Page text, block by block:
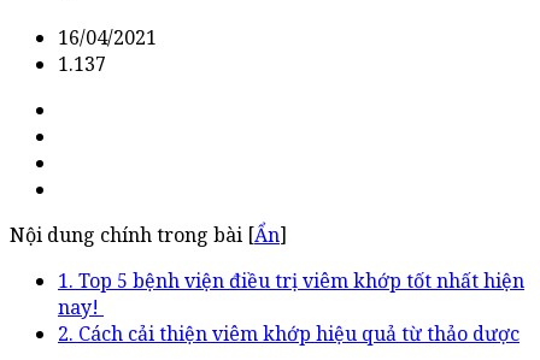
16/04/2021
1.137
Nội dung chính trong bài [Ẩn]
1. Top 5 bệnh viện điều trị viêm khớp tốt nhất hiện
nay!
2. Cách cải thiện viêm khớp hiệu quả từ thảo dược